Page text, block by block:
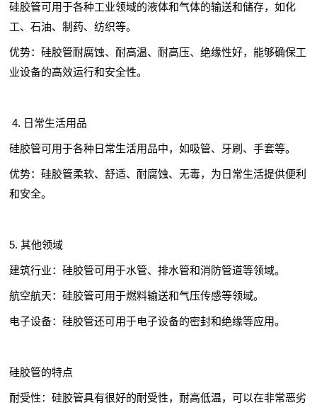
硅胶管可用于各种工业领域的液体和气体的输送和储存，如化
工、石油、制药、纺织等。
优势：硅胶管耐腐蚀、耐高温、耐高压、绝缘性好，能够确保工
业设备的高效运行和安全性。
4. 日常生活用品
硅胶管可用于各种日常生活用品中，如吸管、牙刷、手套等。
优势：硅胶管柔软、舒适、耐腐蚀、无毒，为日常生活提供便利
和安全。
5. 其他领域
建筑行业：硅胶管可用于水管、排水管和消防管道等领域。
航空航天：硅胶管可用于燃料输送和气压传感等领域。
电子设备：硅胶管还可用于电子设备的密封和绝缘等应用。
硅胶管的特点
耐受性：硅胶管具有很好的耐受性，耐高低温，可以在非常恶劣